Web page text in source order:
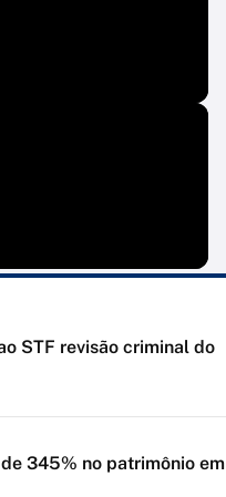
STF revisão criminal do
345% no patrimônio em